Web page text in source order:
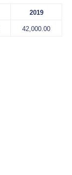
2019
42,000.00